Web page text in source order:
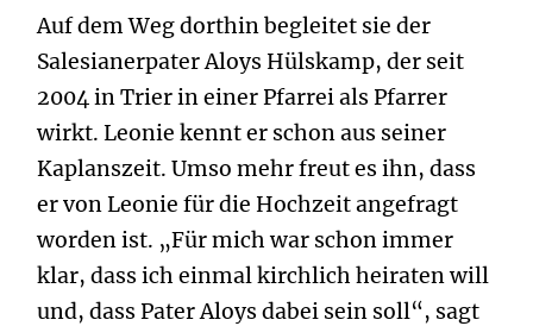
Auf dem Weg dorthin begleitet sie der
Salesianerpater Aloys Hülskamp, der seit
2004 in Trier in einer Pfarrei als Pfarrer
wirkt. Leonie kennt er schon aus seiner
Kaplanszeit. Umso mehr freut es ihn, dass
er von Leonie für die Hochzeit angefragt
worden ist. „Für mich war schon immer
klar, dass ich einmal kirchlich heiraten will
und, dass Pater Aloys dabei sein soll“, sagt